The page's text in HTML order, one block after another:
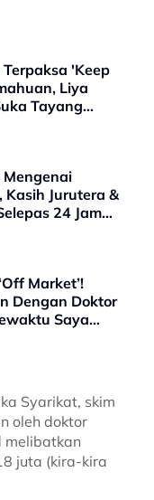
'Keep
Liya
Tayang
Saya Minta
Kasih Jurutera &
24 Jam
Market’!
Dengan Doktor
Saya
Syarikat, skim
oleh doktor
melibatkan
juta (kira-kira